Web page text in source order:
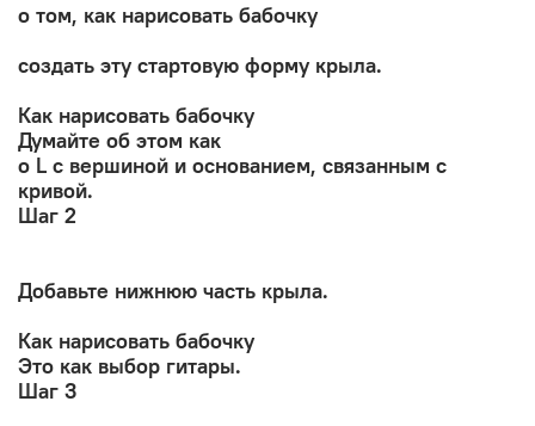
о том, как нарисовать бабочку
создать эту стартовую форму крыла.
Как нарисовать бабочку
Думайте об этом как
о L с вершиной и основанием, связанным с
кривой.
Шаг 2
Добавьте нижнюю часть крыла.
Как нарисовать бабочку
Это как выбор гитары.
Шаг 3